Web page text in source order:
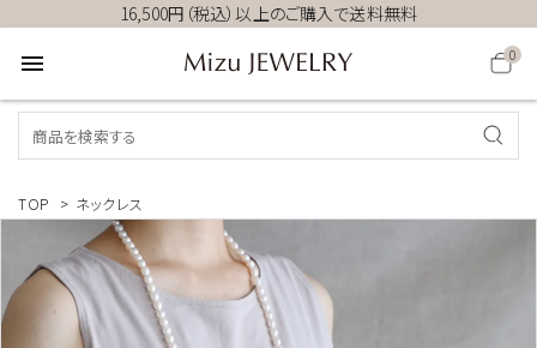
16,500円（税込）以上のご購入で送料無料
menu 0
TOP > ネックレス